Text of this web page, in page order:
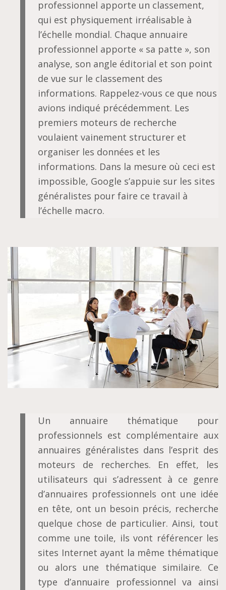
professionnel apporte un classement,
qui est physiquement irréalisable à
l’échelle mondial. Chaque annuaire
professionnel apporte « sa patte », son
analyse, son angle éditorial et son point
de vue sur le classement des
informations. Rappelez-vous ce que nous
avions indiqué précédemment. Les
premiers moteurs de recherche
voulaient vainement structurer et
organiser les données et les
informations. Dans la mesure où ceci est
impossible, Google s’appuie sur les sites
généralistes pour faire ce travail à
l’échelle macro.
Un annuaire thématique pour
professionnels est complémentaire aux
annuaires généralistes dans l’esprit des
moteurs de recherches. En effet, les
utilisateurs qui s’adressent à ce genre
d’annuaires professionnels ont une idée
en tête, ont un besoin précis, recherche
quelque chose de particulier. Ainsi, tout
comme une toile, ils vont référencer les
sites Internet ayant la même thématique
ou alors une thématique similaire. Ce
type d’annuaire professionnel va ainsi